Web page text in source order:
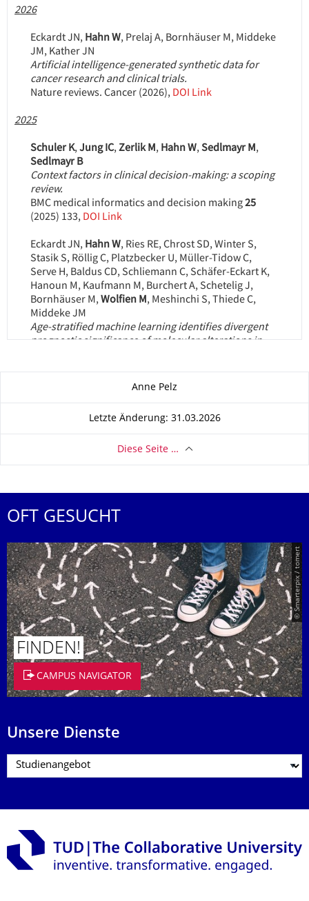
Anne Pelz
Letzte Änderung: 31.03.2026
Diese Seite …
OFT GESUCHT
© Smarterpix / tomert
FINDEN!
CAMPUS NAVIGATOR
Unsere Dienste